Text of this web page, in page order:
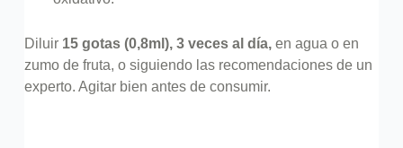
Diluir 15 gotas (0,8ml), 3 veces al día, en agua o en
zumo de fruta, o siguiendo las recomendaciones de un
experto. Agitar bien antes de consumir.